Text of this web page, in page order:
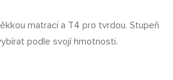
matraci a T4 pro tvrdou. Stupeň
podle svojí hmotnosti.